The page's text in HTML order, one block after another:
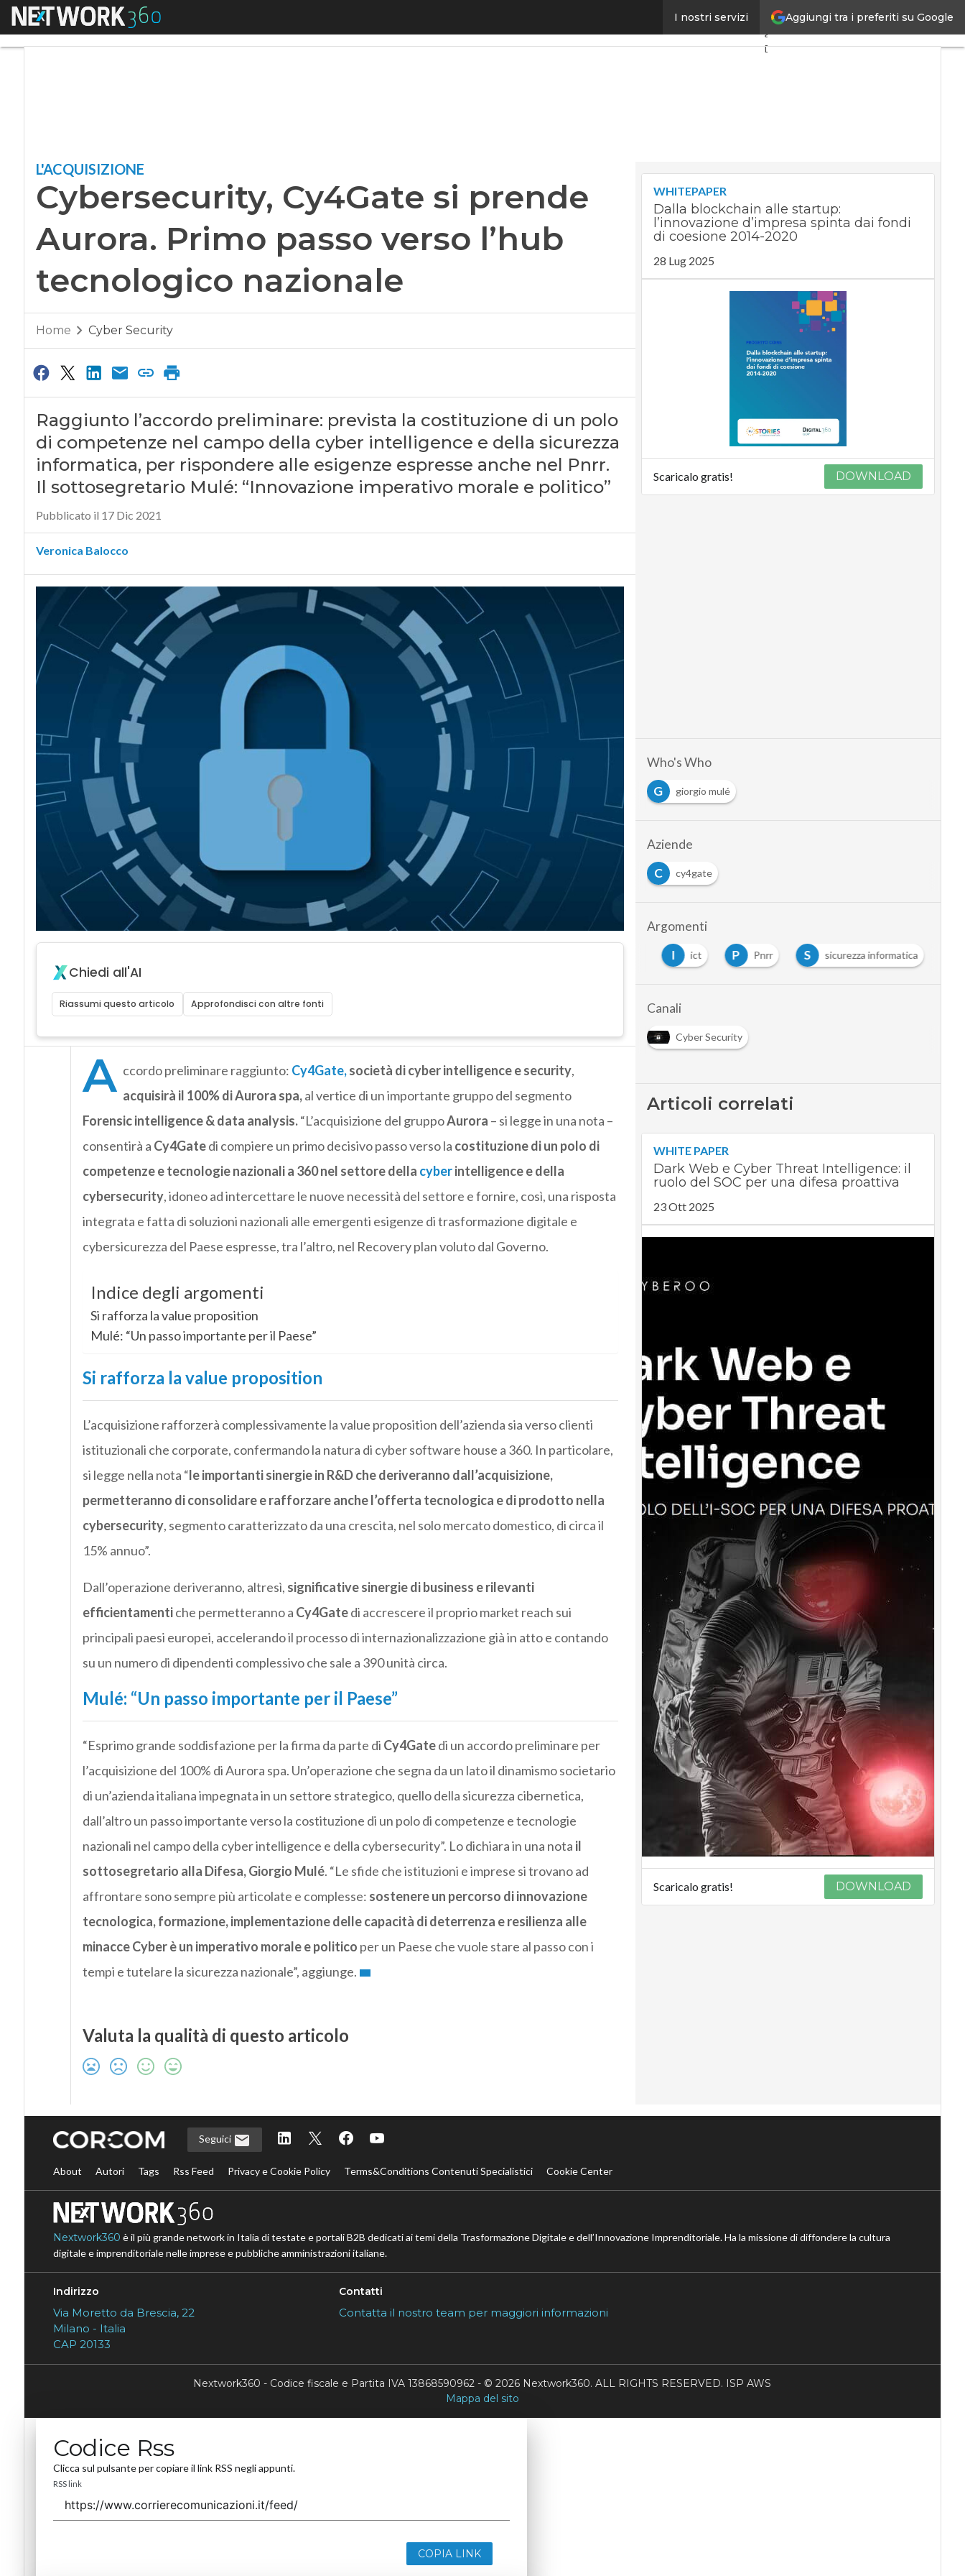
Aggiungi tra i preferiti su Google
I nostri servizi
Menu Cybersecurity, Cy4Gate si prende Aurora. Primo passo verso l’hub tecnologico nazionale
Ultimi
articoli
Digital
artificiale
Videointerviste
Le
Podcast
Privacy
L'ACQUISIZIONE
Cybersecurity, Cy4Gate si prende
Aurora. Primo passo verso l’hub
tecnologico nazionale
Home Cyber Security
Raggiunto l’accordo preliminare: prevista la costituzione di un polo
di competenze nel campo della cyber intelligence e della sicurezza
informatica, per rispondere alle esigenze espresse anche nel Pnrr.
Il sottosegretario Mulé: “Innovazione imperativo morale e politico”
Pubblicato il 17 Dic 2021
Veronica Balocco
Chiedi all'AI
Riassumi questo articolo Approfondisci con altre fonti
A ccordo preliminare raggiunto: Cy4Gate,società di cyberintelligence e security,
acquisirà il 100% di Aurora spa,al vertice di un importante gruppo del segmento
Forensic intelligence & data analysis.“L’acquisizione del gruppoAurora – si legge in una nota –
consentirà a Cy4Gatedi compiere un primo decisivo passo verso la costituzione di un polo di
competenze e tecnologie nazionali a 360 nel settore della cyberintelligence e della
cybersecurity, idoneo ad intercettare le nuove necessità del settore e fornire, così, una risposta
integrata e fatta di soluzioni nazionali alle emergenti esigenze di trasformazione digitale e
cybersicurezza del Paese espresse, tra l’altro, nel Recovery plan voluto dal Governo.
Indice degli argomenti
Si rafforza la value proposition
Mulé: “Un passo importante per il Paese”
Si rafforza la value proposition
L’acquisizione rafforzerà complessivamente la value proposition dell’azienda sia verso clienti
istituzionali che corporate, confermando la natura di cybersoftware house a 360. In particolare,
si legge nella nota “le importanti sinergie in R&D che deriveranno dall’acquisizione,
permetteranno di consolidare e rafforzare anche l’offerta tecnologica e di prodotto nella
cybersecurity, segmento caratterizzato da una crescita, nel solo mercato domestico, di circa il
15% annuo”.
Dall’operazione deriveranno, altresì, significative sinergie di business e rilevanti
efficientamentiche permetteranno a Cy4Gatedi accrescere il proprio market reach sui
principali paesi europei, accelerando il processo di internazionalizzazione già in atto e contando
su un numero di dipendenti complessivo che sale a 390 unità circa.
Mulé: “Un passo importante per il Paese”
“Esprimo grande soddisfazione per la firma da parte di Cy4Gatedi un accordo preliminare per
l’acquisizione del 100% di Aurora spa. Un’operazione che segna da un lato il dinamismo societario
di un’azienda italiana impegnata in un settore strategico, quello della sicurezza cibernetica,
dall’altro un passo importante verso la costituzione di un polo di competenze e tecnologie
nazionali nel campo della cyberintelligence e della cybersecurity”. Lo dichiara in una nota il
sottosegretario alla Difesa, Giorgio Mulé. “Le sfide che istituzioni e imprese si trovano ad
affrontare sono sempre più articolate e complesse: sostenere un percorso di innovazione
tecnologica, formazione, implementazione delle capacità di deterrenza e resilienza alle
minacceCyberè un imperativo morale e politico per un Paese che vuole stare al passo con i
tempi e tutelare la sicurezza nazionale”, aggiunge.
Valuta la qualità di questo articolo
WHITEPAPER
Dalla blockchain alle startup:
l’innovazione d’impresa spinta dai fondi
di coesione 2014-2020
28 Lug 2025
Scaricalo gratis! DOWNLOAD
Who's Who
G
giorgio mulé
Aziende
C
cy4gate
Argomenti
I ict P Pnrr S sicurezza informatica
Canali
Cyber Security
Articoli correlati
WHITE PAPER
Dark Web e Cyber Threat Intelligence: il
ruolo del SOC per una difesa proattiva
23 Ott 2025
Scaricalo gratis! DOWNLOAD
Seguici
About Autori Tags Rss Feed Privacy e Cookie Policy Terms&Conditions Contenuti Specialistici Cookie Center
Nextwork360 è il più grande network in Italia di testate e portali B2B dedicati ai temi della Trasformazione Digitale e dell’Innovazione Imprenditoriale. Ha la missione di diffondere la cultura
digitale e imprenditoriale nelle imprese e pubbliche amministrazioni italiane.
Indirizzo
Via Moretto da Brescia, 22
Milano - Italia
CAP 20133
Contatti
Contatta il nostro team per maggiori informazioni
Nextwork360 - Codice fiscale e Partita IVA 13868590962 - © 2026 Nextwork360. ALL RIGHTS RESERVED. ISP AWS
Mappa del sito
Codice Rss
Clicca sul pulsante per copiare il link RSS negli appunti.
RSS link
COPIA LINK